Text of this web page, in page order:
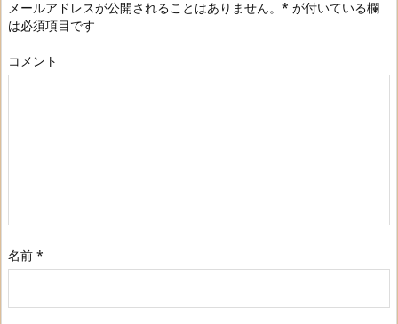
メールアドレスが公開されることはありません。 * が付いている欄
は必須項目です
コメント
名前 *